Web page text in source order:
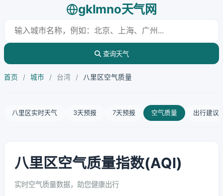
gklmno天气网
查询天气
首页 / 城市 / 台湾 / 八里区空气质量
八里区实时天气 3天预报 7天预报 空气质量 出行建议
八里区空气质量指数(AQI)
实时空气质量数据，助您健康出行